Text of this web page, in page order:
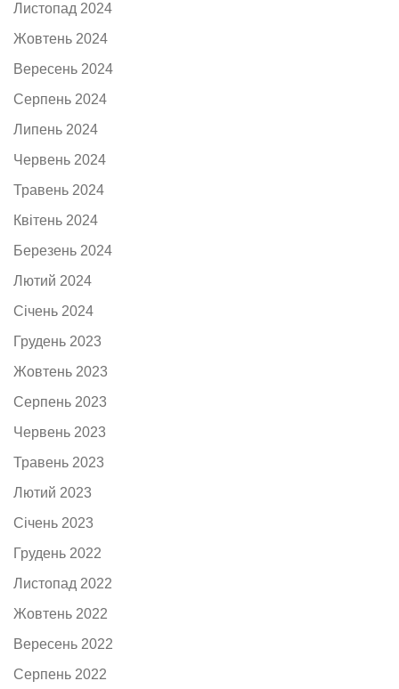
Листопад 2024
Жовтень 2024
Вересень 2024
Серпень 2024
Липень 2024
Червень 2024
Травень 2024
Квітень 2024
Березень 2024
Лютий 2024
Січень 2024
Грудень 2023
Жовтень 2023
Серпень 2023
Червень 2023
Травень 2023
Лютий 2023
Січень 2023
Грудень 2022
Листопад 2022
Жовтень 2022
Вересень 2022
Серпень 2022